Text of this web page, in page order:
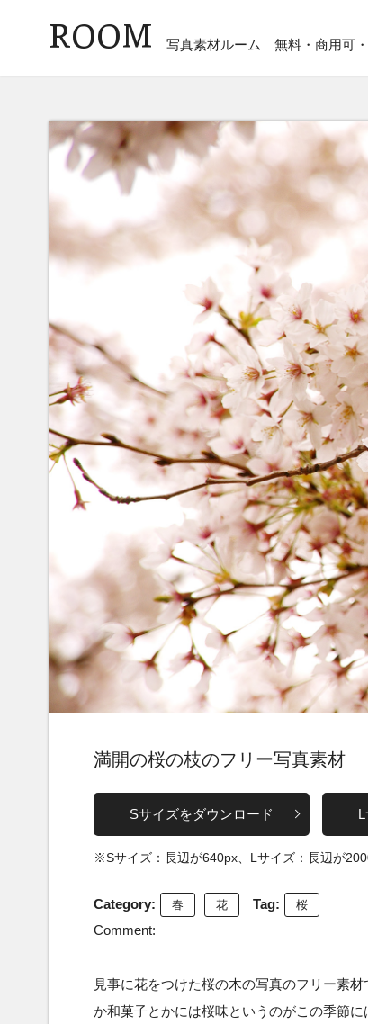
ROOM 写真素材ルーム 無料・商用可
満開の桜の枝のフリー写真素材
Sサイズをダウンロード
※Sサイズ：長辺が640px、Lサイズ：長辺が
Category: 春 花 Tag: 桜
Comment:
見事に花をつけた桜の木の写真のフリー素
か和菓子とかには桜味というのがこの季節